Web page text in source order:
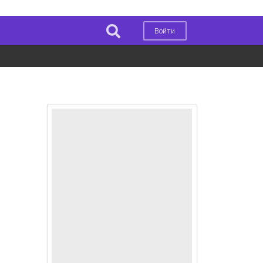
Войти